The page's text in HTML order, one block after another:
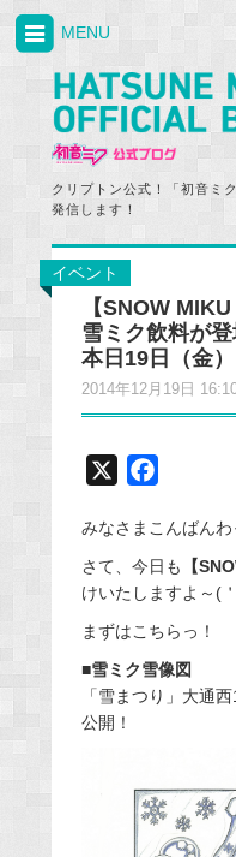
クリプトン公式！「初音ミ
発信します！
MENU
イベント
【SNOW
雪ミク飲料が
本日19日（金
2014年12月19日
c
e
b
o
o
k
みなさまこんばん
さて、今日も 【
けいたしますよ～(
まずはこちらっ！
■雪ミク雪像図
「雪まつり」大通
公開！